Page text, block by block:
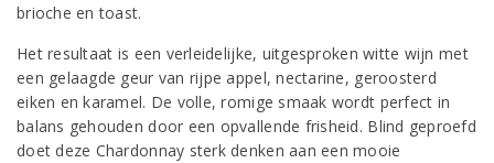
brioche en toast.
Het resultaat is een verleidelijke, uitgesproken witte wijn met
een gelaagde geur van rijpe appel, nectarine, geroosterd
eiken en karamel. De volle, romige smaak wordt perfect in
balans gehouden door een opvallende frisheid. Blind geproefd
doet deze Chardonnay sterk denken aan een mooie